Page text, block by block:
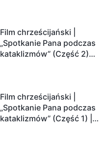
Film chrześcijański |
„Spotkanie Pana podczas
kataklizmów” (Część 2)
Ludzkość weszła w
odliczanie. Czy znalazłeś
już drogę ocalenia?
Film chrześcijański |
„Spotkanie Pana podczas
kataklizmów” (Część 1) |